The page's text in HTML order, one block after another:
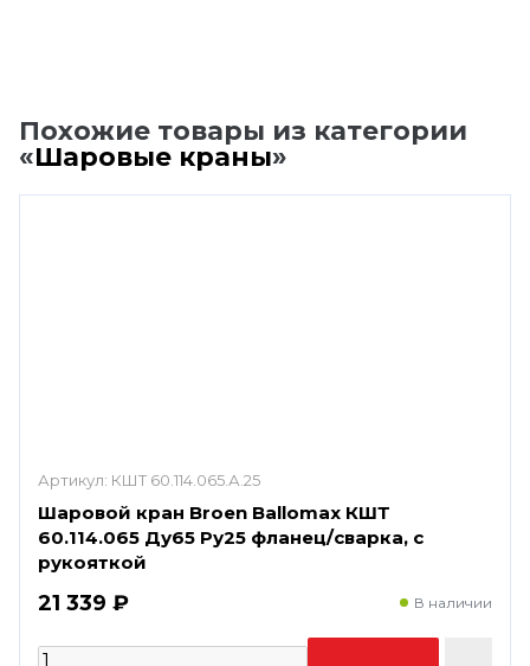
Похожие товары из категории
«Шаровые краны»
Артикул: КШТ 60.114.065.А.25
Шаровой кран Broen Ballomax КШТ
60.114.065 Ду65 Ру25 фланец/сварка, с
рукояткой
21 339 ₽ В наличии